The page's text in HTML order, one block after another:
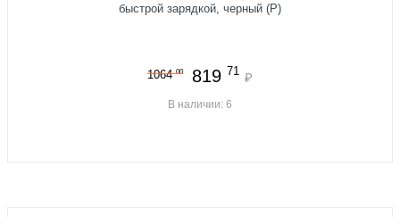
быстрой зарядкой, черный (Р)
1064 00 819 71 ₽
В наличии: 6